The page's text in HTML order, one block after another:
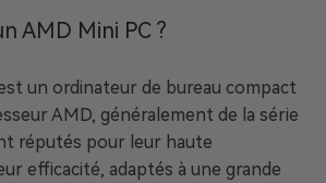
AMD Mini PC ?
un ordinateur de bureau compact
AMD, généralement de la série
réputés pour leur haute
efficacité, adaptés à une grande